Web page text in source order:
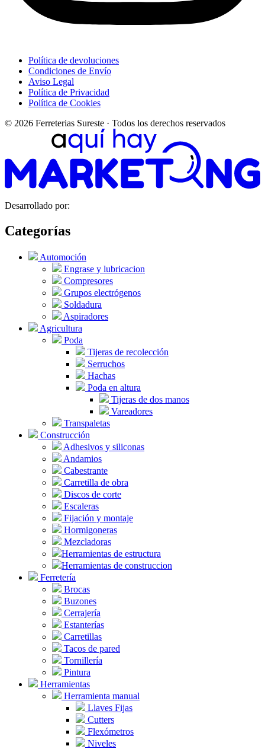
Política de devoluciones
Condiciones de Envío
Aviso Legal
Política de Privacidad
Política de Cookies
© 2026 Ferreterias Sureste · Todos los derechos reservados
Desarrollado por:
Categorías
Automoción
Engrase y lubricacion
Compresores
Grupos electrógenos
Soldadura
Aspiradores
Agricultura
Poda
Tijeras de recolección
Serruchos
Hachas
Poda en altura
Tijeras de dos manos
Vareadores
Transpaletas
Construcción
Adhesivos y siliconas
Andamios
Cabestrante
Carretilla de obra
Discos de corte
Escaleras
Fijación y montaje
Hormigoneras
Mezcladoras
Herramientas de estructura
Herramientas de construccion
Ferretería
Brocas
Buzones
Cerrajería
Estanterías
Carretillas
Tacos de pared
Tornillería
Pintura
Herramientas
Herramienta manual
Llaves Fijas
Cutters
Flexómetros
Niveles